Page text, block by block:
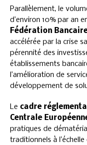
Parallèlement, le
d’environ 10% par an
Fédération
accélérée par la crise
pérennité des
établissements
l’amélioration de
développement de
Le cadre
Centrale
pratiques de
traditionnels à